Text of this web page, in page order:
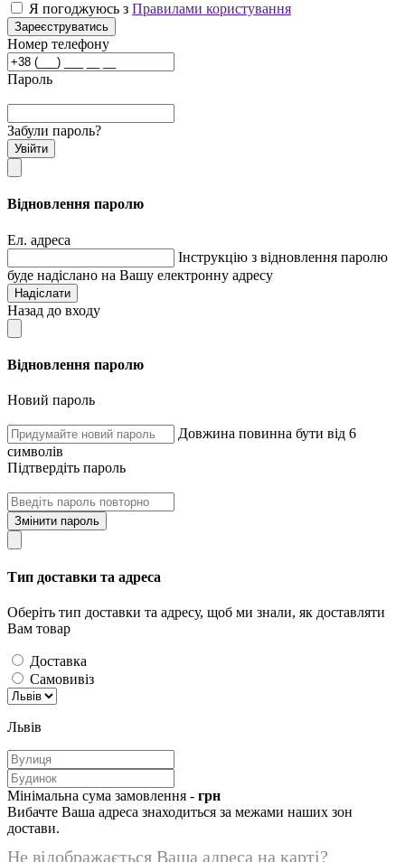
Я погоджуюсь з Правилами користування
Зареєструватись
Номер телефону
Пароль
Забули пароль?
Увійти
Відновлення паролю
Ел. адреса
Інструкцію з відновлення паролю
буде надіслано на Вашу електронну адресу
Надіслати
Назад до входу
Відновлення паролю
Новий пароль
Довжина повинна бути від 6
символів
Підтвердіть пароль
Змінити пароль
Тип доставки та адреса
Оберіть тип доставки та адресу, щоб ми знали, як доставляти
Вам товар
Доставка
Самовивіз
Львів
Мінімальна сума замовлення - грн
Вибачте Ваша адреса знаходиться за межами наших зон
достави.
Не відображається Ваша адреса на карті?